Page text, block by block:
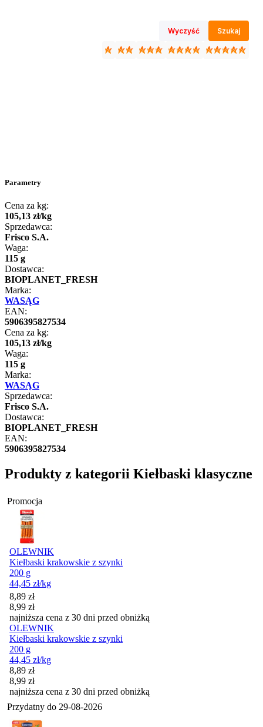
Wyczyść Szukaj
Parametry
Cena za kg:
105,13 zł/kg
Sprzedawca:
Frisco S.A.
Waga:
115 g
Dostawca:
BIOPLANET_FRESH
Marka:
WASĄG
EAN:
5906395827534
Cena za kg:
105,13 zł/kg
Waga:
115 g
Marka:
WASĄG
Sprzedawca:
Frisco S.A.
Dostawca:
BIOPLANET_FRESH
EAN:
5906395827534
Produkty z kategorii Kiełbaski klasyczne
Promocja
OLEWNIK
Kiełbaski krakowskie z szynki
200 g
44,45 zł/kg
Cena promocyjna
8,89 zł
8,99 zł
najniższa cena z 30 dni przed obniżką
OLEWNIK
Kiełbaski krakowskie z szynki
200 g
44,45 zł/kg
Cena promocyjna
8,89 zł
8,99 zł
najniższa cena z 30 dni przed obniżką
Przydatny do 29-08-2026